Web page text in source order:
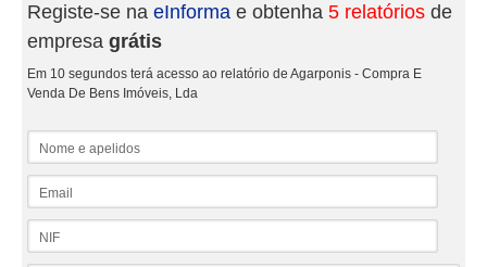
Registe-se na eInforma e obtenha 5 relatórios de
empresa grátis
Em 10 segundos terá acesso ao relatório de Agarponis - Compra E
Venda De Bens Imóveis, Lda